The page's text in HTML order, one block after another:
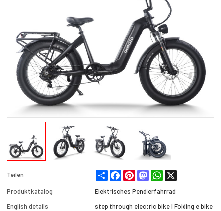
Teilen Share FacebookPinterestMastodonWhatsApp
Produktkatalog
Elektrisches Pendlerfahrrad
English details
step through electric bike | Folding e bike